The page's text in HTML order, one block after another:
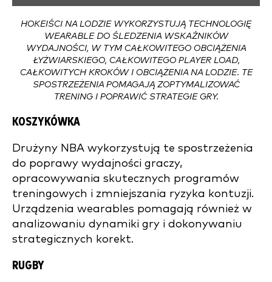
HOKEIŚCI NA LODZIE WYKORZYSTUJĄ TECHNOLOGIĘ
WEARABLE DO ŚLEDZENIA WSKAŹNIKÓW
WYDAJNOŚCI, W TYM CAŁKOWITEGO OBCIĄŻENIA
ŁYŻWIARSKIEGO, CAŁKOWITEGO PLAYER LOAD,
CAŁKOWITYCH KROKÓW I OBCIĄŻENIA NA LODZIE. TE
SPOSTRZEŻENIA POMAGAJĄ ZOPTYMALIZOWAĆ
TRENING I POPRAWIĆ STRATEGIE GRY.
KOSZYKÓWKA
Drużyny NBA wykorzystują te spostrzeżenia
do poprawy wydajności graczy,
opracowywania skutecznych programów
treningowych i zmniejszania ryzyka kontuzji.
Urządzenia wearables pomagają również w
analizowaniu dynamiki gry i dokonywaniu
strategicznych korekt.
RUGBY